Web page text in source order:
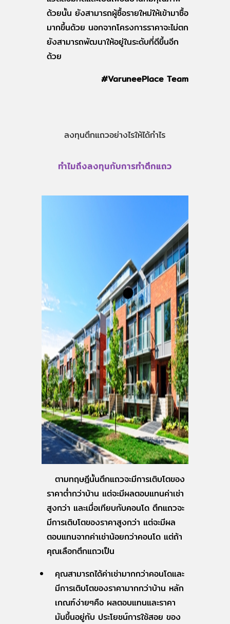
ด้วยนั้น ยังสามารถผู้ซื้อรายใหม่ให้เข้ามาซื้อ
มากขึ้นด้วย นอกจากโครงการราคาจะไม่ตก
ยังสามารถพัฒนาให้อยู่ในระดับที่ดีขึ้นอีก
ด้วย
#VaruneePlace Team
ลงทุนตึกแถวอย่างไรให้ได้กำไร
ทำไมถึงลงทุนกับการทำตึกแถว
ตามทฤษฎีนั้นตึกแถวจะมีการเติบโตของ
ราคาต่ำกว่าบ้าน แต่จะมีผลตอบแทนค่าเช่า
สูงกว่า และเมื่อเทียบกับคอนโด ตึกแถวจะ
มีการเติบโตของราคาสูงกว่า แต่จะมีผล
ตอบแทนจากค่าเช่าน้อยกว่าคอนโด แต่ถ้า
คุณเลือกตึกแถวเป็น
คุณสามารถได้ค่าเช่ามากกว่าคอนโดและ
มีการเติบโตของราคามากกว่าบ้าน หลัก
เกณฑ์ง่ายๆคือ ผลตอบแทนและราคา
มันขึ้นอยู่กับ ประโยชน์การใช้สอย ของ